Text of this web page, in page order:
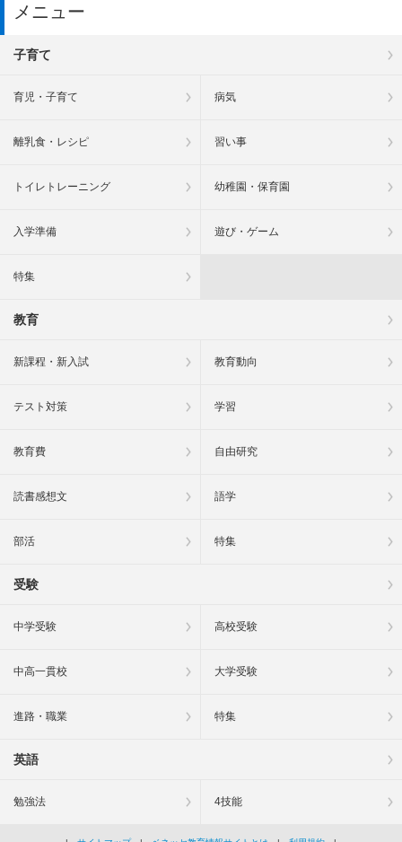
メニュー
子育て
育児・子育て 病気
離乳食・レシピ 習い事
トイレトレーニング 幼稚園・保育園
入学準備 遊び・ゲーム
特集
教育
新課程・新入試 教育動向
テスト対策 学習
教育費 自由研究
読書感想文 語学
部活 特集
受験
中学受験 高校受験
中高一貫校 大学受験
進路・職業 特集
英語
勉強法 4技能